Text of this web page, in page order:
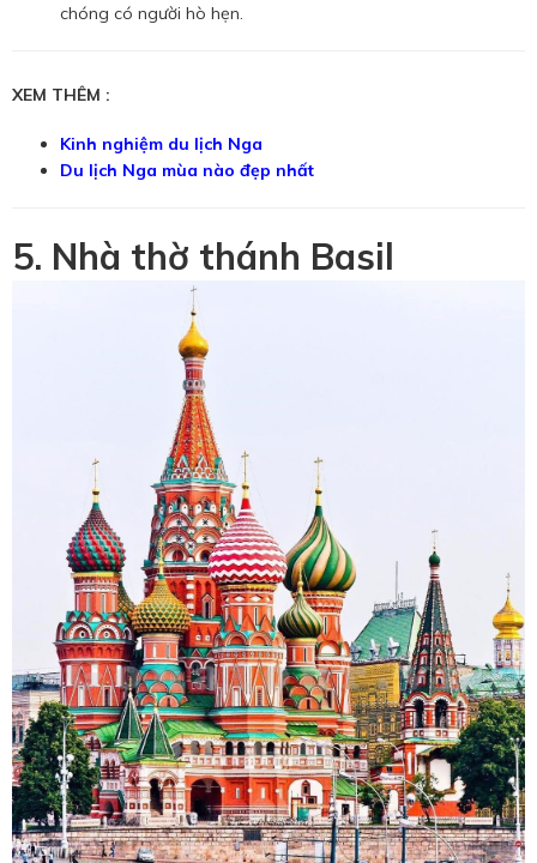
chóng có người hò hẹn.
XEM THÊM :
Kinh nghiệm du lịch Nga
Du lịch Nga mùa nào đẹp nhất
5. Nhà thờ thánh Basil